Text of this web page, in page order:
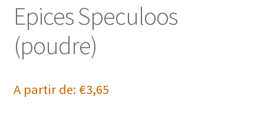
Epices Speculoos
(poudre)
A partir de: €3,65